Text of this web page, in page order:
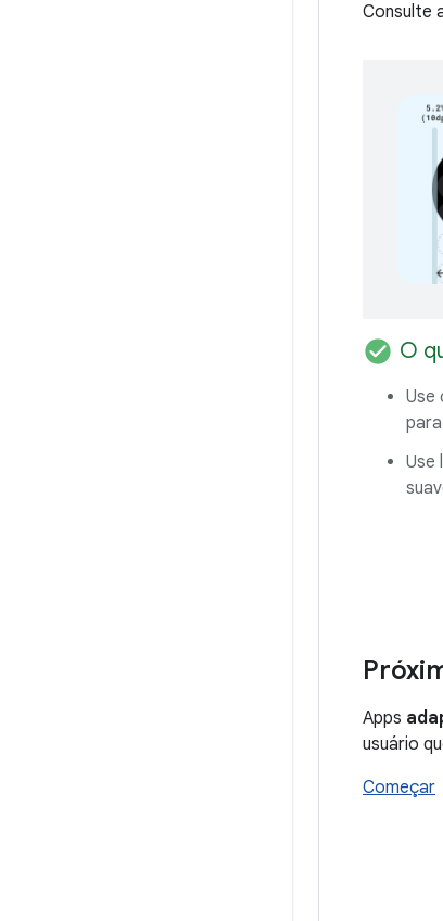
Consulte
check_circle O
Use
Use
Apps
usuário
Começar